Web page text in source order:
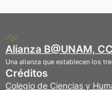
Alianza B@UNAM,
Una alianza que establecen los
Créditos
Colegio de Ciencias y